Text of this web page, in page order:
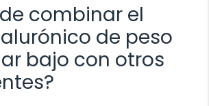
combinar el
de peso
bajo con otros